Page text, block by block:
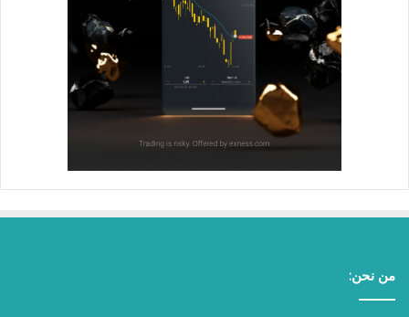
من نحن: